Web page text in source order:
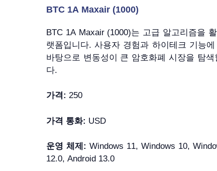
BTC 1A Maxair (1000)
BTC 1A Maxair (1000)는 고급 알고리즘을
랫폼입니다. 사용자 경험과 하이테크 기능
바탕으로 변동성이 큰 암호화폐 시장을 탐
다.
가격: 250
가격 통화: USD
운영 체제: Windows 11, Windows 10,
12.0, Android 13.0